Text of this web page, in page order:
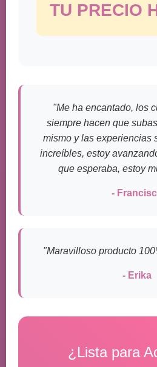
TU PRECIO
"Me ha encantado, los
siempre hacen que
mismo y las experiencias
increíbles, estoy
que esperaba, estoy
-
"Maravilloso producto
- Erika
¿Lista para